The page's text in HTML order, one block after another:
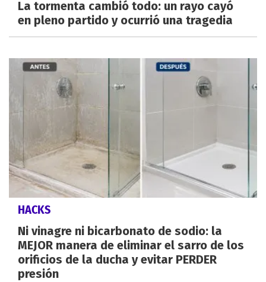
La tormenta cambió todo: un rayo cayó
en pleno partido y ocurrió una tragedia
HACKS
Ni vinagre ni bicarbonato de sodio: la
MEJOR manera de eliminar el sarro de los
orificios de la ducha y evitar PERDER
presión